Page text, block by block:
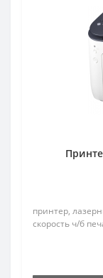
принтер,
скорость ч/б